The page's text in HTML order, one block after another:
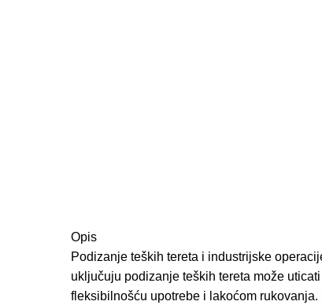
Opis
Podizanje teških tereta i industrijske
uključuju podizanje teških tereta može
fleksibilnošću upotrebe i lakoćom